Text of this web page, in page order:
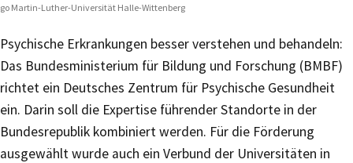
Martin-Luther-Universität Halle-Wittenberg
Psychische Erkrankungen besser verstehen und behandeln:
Das Bundesministerium für Bildung und Forschung (BMBF)
richtet ein Deutsches Zentrum für Psychische Gesundheit
ein. Darin soll die Expertise führender Standorte in der
Bundesrepublik kombiniert werden. Für die Förderung
ausgewählt wurde auch ein Verbund der Universitäten in